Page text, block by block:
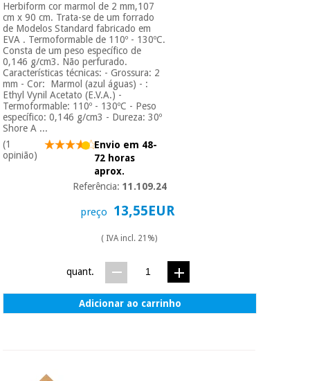
Herbiform cor marmol de 2 mm,107
cm x 90 cm. Trata-se de um forrado
de Modelos Standard fabricado em
EVA . Termoformable de 110º - 130ºC.
Consta de um peso específico de
0,146 g/cm3. Não perfurado.
Características técnicas: - Grossura: 2
mm - Cor: Marmol (azul águas) - :
Ethyl Vynil Acetato (E.V.A.) -
Termoformable: 110º - 130ºC - Peso
específico: 0,146 g/cm3 - Dureza: 30º
Shore A ...
(1
opinião)
Envio em 48-
72 horas
aprox.
Referência:11.109.24
preço 13,55EUR
( IVA incl. 21%)
quant.
Adicionar ao carrinho